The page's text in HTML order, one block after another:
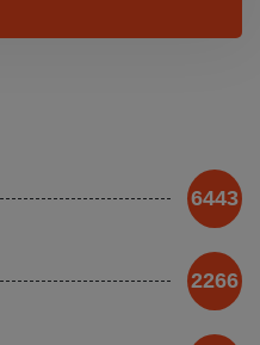
6443
2266